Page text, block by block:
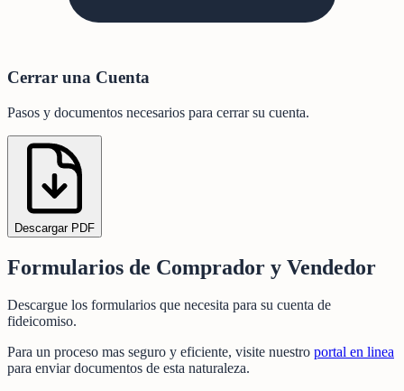
Cerrar una Cuenta
Pasos y documentos necesarios para cerrar su cuenta.
Descargar PDF
Formularios de Comprador y Vendedor
Descargue los formularios que necesita para su cuenta de
fideicomiso.
Para un proceso mas seguro y eficiente, visite nuestro portal en linea
para enviar documentos de esta naturaleza.